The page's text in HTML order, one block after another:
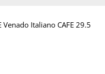
Italiano CAFE 29.5